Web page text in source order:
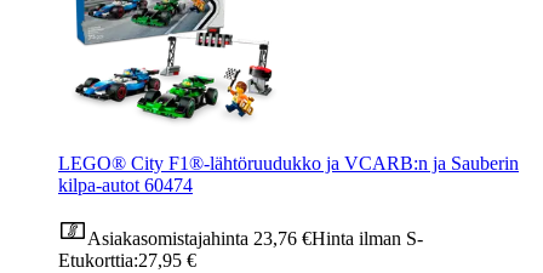
LEGO® City F1®-lähtöruudukko ja VCARB:n ja Sauberin
kilpa-autot 60474
Asiakasomistajahinta 23,76 €Hinta ilman S-
Etukorttia:27,95 €